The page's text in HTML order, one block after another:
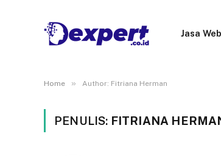
Jasa
Home » Author: Fitriana Herman
PENULIS: FITRIANA